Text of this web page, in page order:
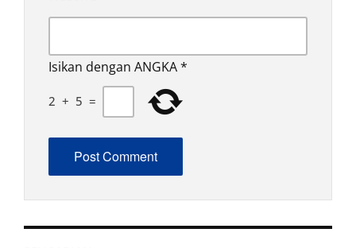
Isikan dengan ANGKA*
2 + 5 =